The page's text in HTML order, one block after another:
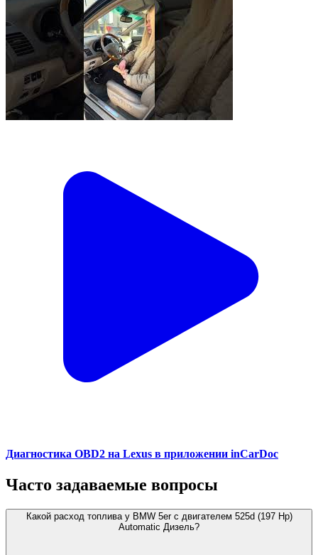
Диагностика OBD2 на Lexus в приложении inCarDoc
Часто задаваемые вопросы
Какой расход топлива у BMW 5er с двигателем 525d (197 Hp)
Automatic Дизель?